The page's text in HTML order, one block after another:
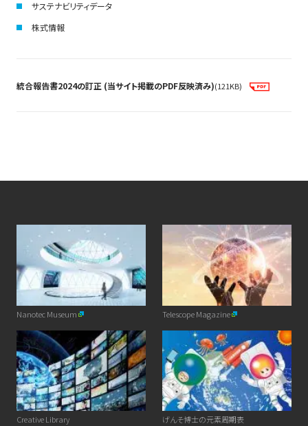
サステナビリティデータ
株式情報
統合報告書2024の訂正 (当サイト掲載のPDF反映済み)(121KB)
Nanotec Museum Telescope Magazine
Creative Library げんそ博士の元素周期表